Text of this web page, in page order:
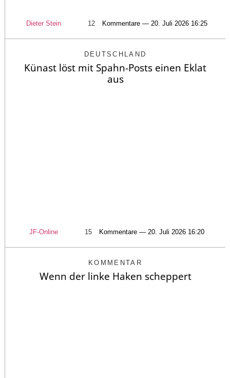
Dieter Stein 12 Kommentare — 20. Juli 2026 16:25
DEUTSCHLAND
Künast löst mit Spahn-Posts einen Eklat
aus
JF-Online 15 Kommentare — 20. Juli 2026 16:20
KOMMENTAR
Wenn der linke Haken scheppert